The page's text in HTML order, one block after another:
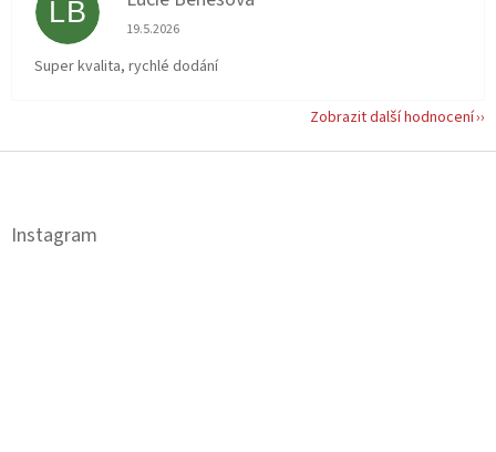
LB Hodnocení obchodu je 5 z 5 hvězdiček.
19.5.2026
Super kvalita, rychlé dodání
Zobrazit další hodnocení
Z
Instagram